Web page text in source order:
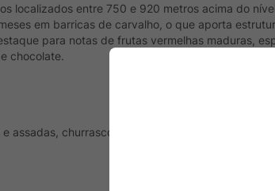
localizados entre 750 e 920 metros acima do
em barricas de carvalho, o que aporta
para notas de frutas vermelhas maduras,
chocolate.
assadas, churrasco, massas com molho de